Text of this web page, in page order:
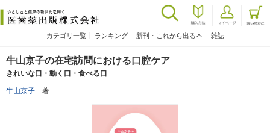
カテゴリ一覧 ランキング 新刊・これから出る本 雑誌
牛山京子の在宅訪問における口腔ケア
きれいな口・動く口・食べる口
牛山京子 著